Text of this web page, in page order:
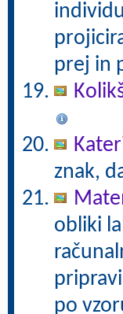
prej in
znak,
obliki
po